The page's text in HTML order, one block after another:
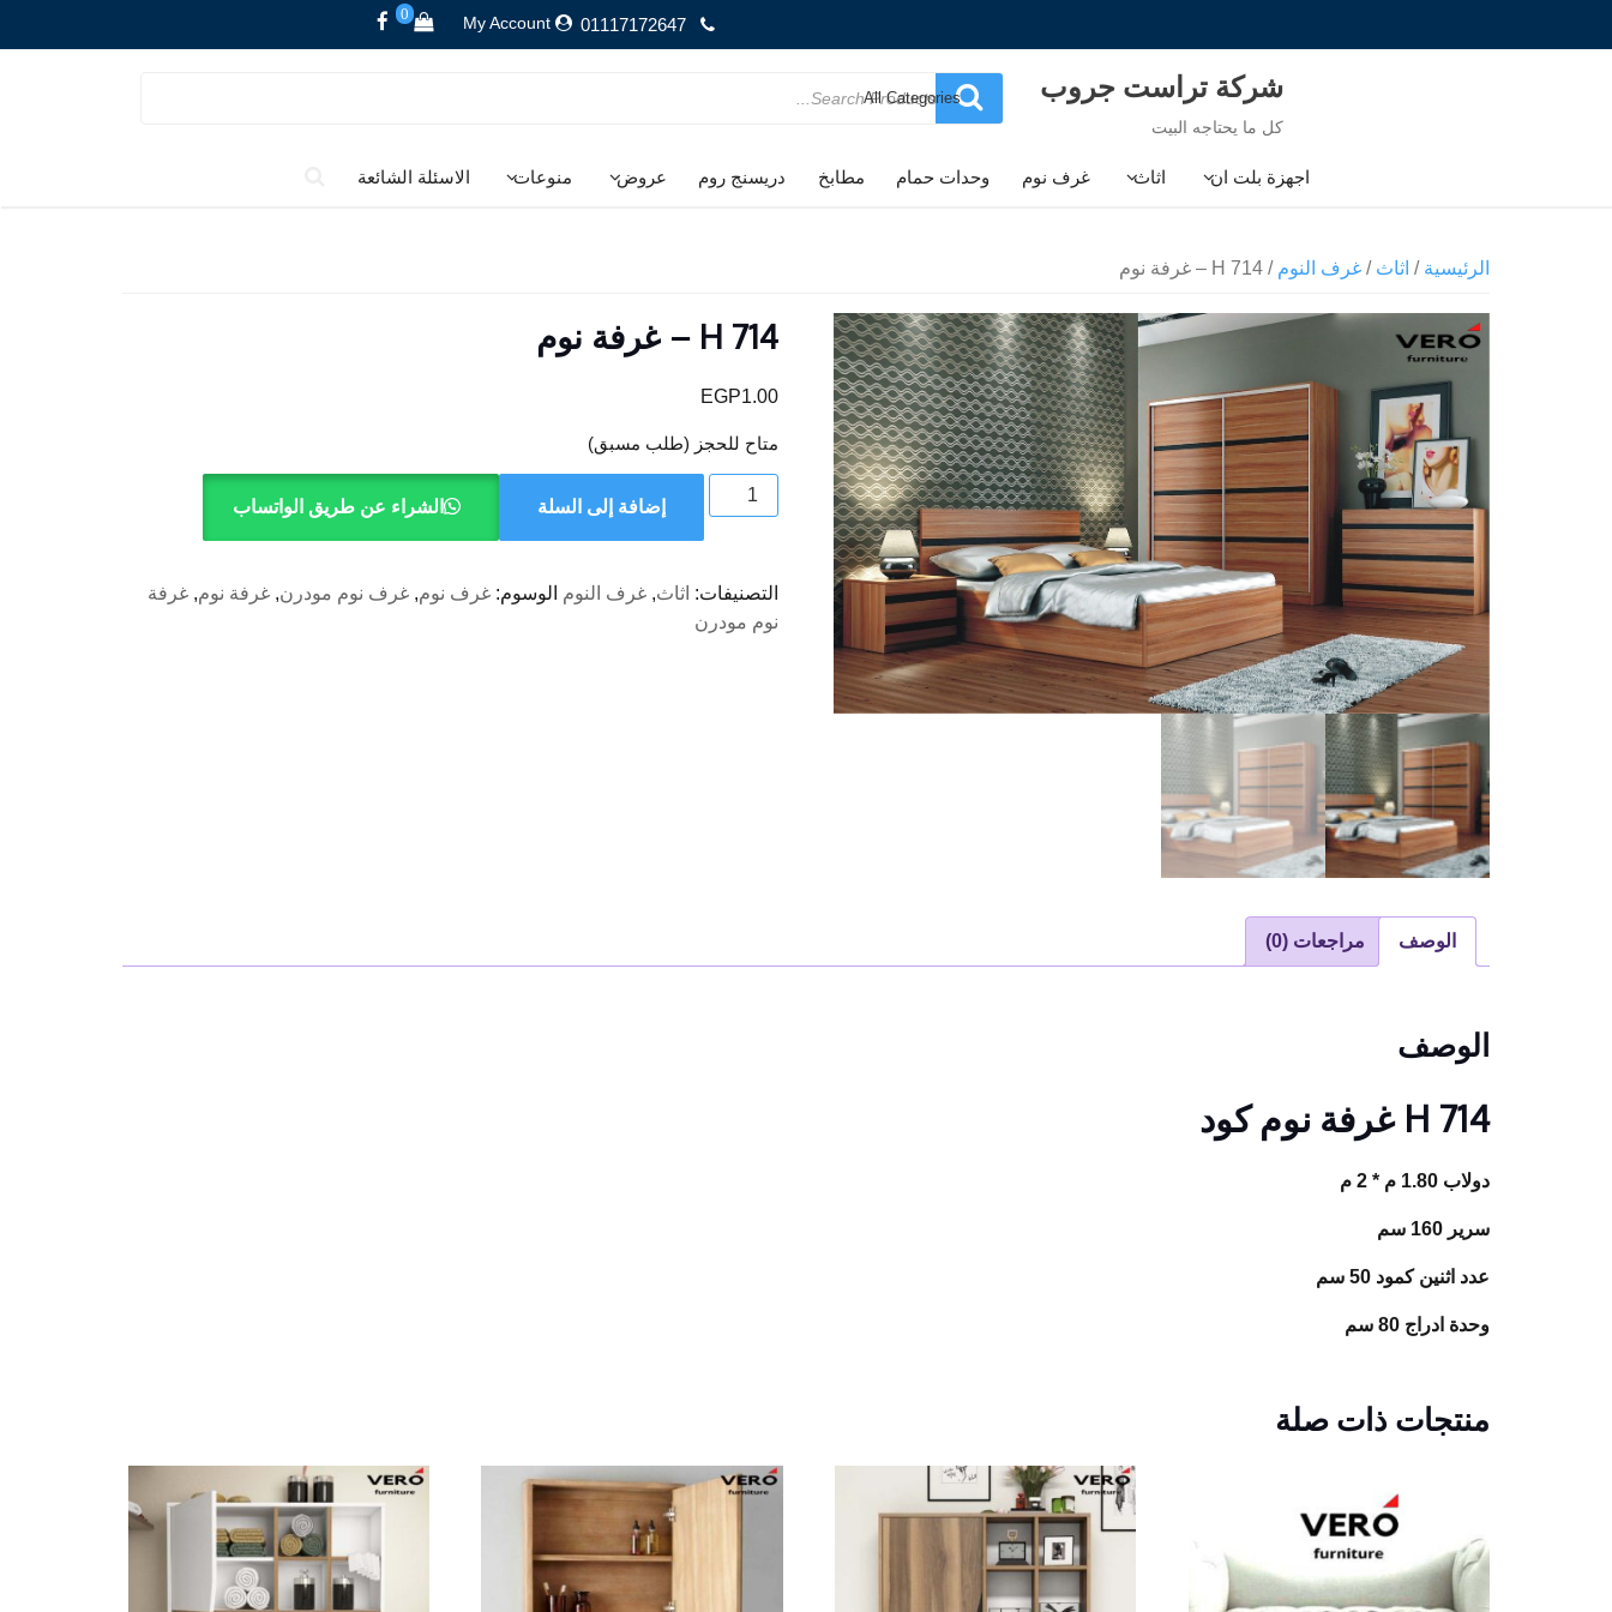
01117172647
My Account
0
شركة تراست جروب
كل ما يحتاجه البيت
Search
for
اجهزة بلت ان اثاث غرف نوم وحدات حمام مطابخ دريسنج روم عروض منوعات الاسئلة الشائعة
الرئيسية / اثاث / غرف النوم / H 714 – غرفة نوم
H 714 – غرفة نوم
EGP1.00
متاح للحجز (طلب مسبق)
كمية
H
غرفة
نوم
إضافة إلى السلة الشراء عن طريق الواتساب
التصنيفات: اثاث, غرف النوم الوسوم: غرف نوم, غرف نوم مودرن, غرفة نوم, غرفة
نوم مودرن
الوصف مراجعات (0)
الوصف
H 714 غرفة نوم كود
دولاب 1.80 م * 2 م
سرير 160 سم
عدد اثنين كمود 50 سم
وحدة ادراج 80 سم
منتجات ذات صلة